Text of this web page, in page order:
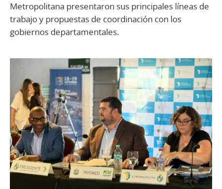
Metropolitana presentaron sus principales líneas de
trabajo y propuestas de coordinación con los
gobiernos departamentales.